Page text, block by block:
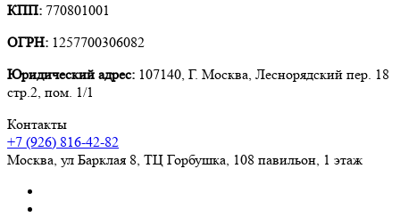
КПП: 770801001
ОГРН: 1257700306082
Юридический адрес: 107140, Г. Москва, Леснорядский пер. 18
стр.2, пом. 1/1
Контакты
+7 (926) 816-42-82
Москва ул Барклая 8, ТЦ Горбушка, 108 павильон, 1 этаж